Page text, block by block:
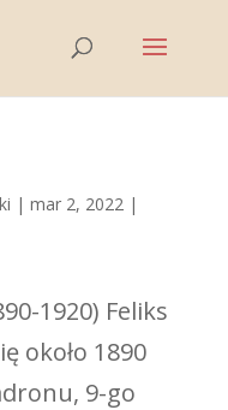
| mar 2, 2022|
1920) Feliks
około 1890
9-go